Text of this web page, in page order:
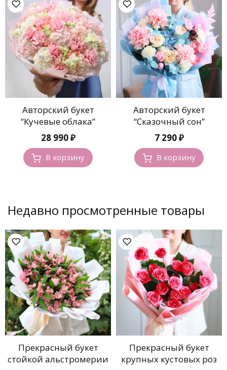
Авторский букет
“Кучевые облака”
28 990₽
В корзину
Авторский букет
“Сказочный сон”
7 290₽
В корзину
Недавно просмотренные товары
Прекрасный букет
стойкой альстромерии
Прекрасный букет
крупных кустовых роз